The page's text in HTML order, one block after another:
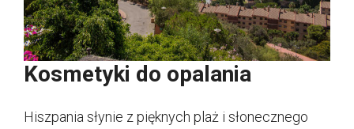
Kosmetyki do opalania
Hiszpania słynie z pięknych plaż i słonecznego